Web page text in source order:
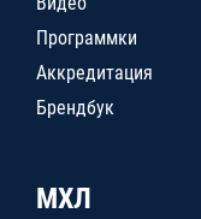
Программки
Аккредитация
Брендбук
МХЛ